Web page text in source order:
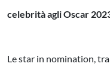
celebrità agli Oscar
Le star in nomination,